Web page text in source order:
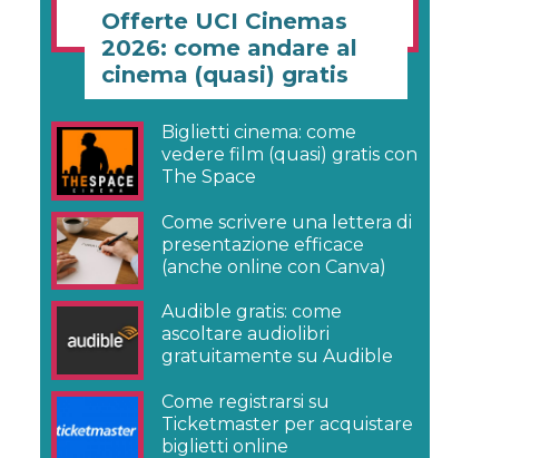
Offerte UCI Cinemas
2026: come andare al
cinema (quasi) gratis
Biglietti cinema: come
vedere film (quasi) gratis con
The Space
Come scrivere una lettera di
presentazione efficace
(anche online con Canva)
Audible gratis: come
ascoltare audiolibri
gratuitamente su Audible
Come registrarsi su
Ticketmaster per acquistare
biglietti online